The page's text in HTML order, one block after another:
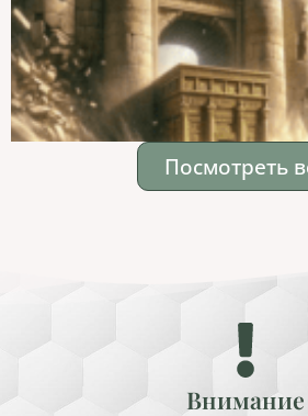
Посмотреть
Внимание